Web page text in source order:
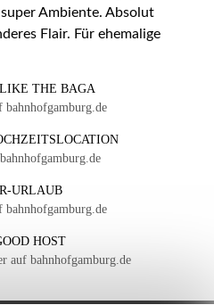
Ambiente. Absolut
Flair. Für ehemalige
THE BAGA
bahnhofgamburg.de
URLAUB
bahnhofgamburg.de
HOST
auf bahnhofgamburg.de